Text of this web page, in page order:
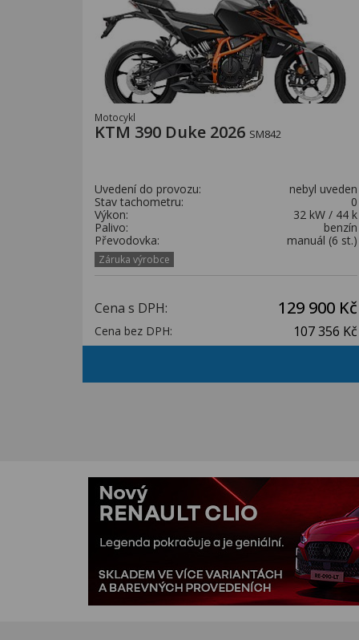
Motocykl
KTM 390 Duke 2026 SM842
Uvedení do provozu:
nebyl uveden
Stav tachometru:
0
Výkon:
32 kW / 44 k
Palivo:
benzín
Převodovka:
manuál (6 st.)
Záruka výrobce
Cena s DPH: 129 900 Kč
Cena bez DPH: 107 356 Kč